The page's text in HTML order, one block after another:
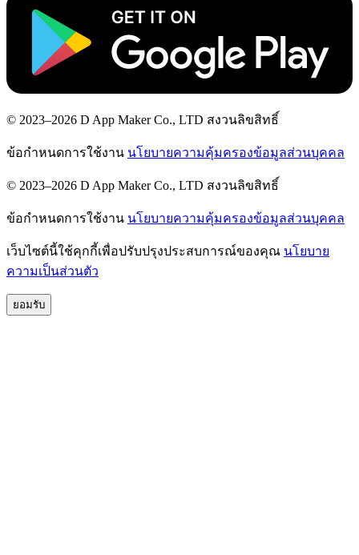
© 2023–2026 D App Maker Co., LTD สงวนลิขสิทธิ์
ข้อกำหนดการใช้งาน นโยบายความคุ้มครองข้อมูลส่วนบุคคล
© 2023–2026 D App Maker Co., LTD สงวนลิขสิทธิ์
ข้อกำหนดการใช้งาน นโยบายความคุ้มครองข้อมูลส่วนบุคคล
เว็บไซต์นี้ใช้คุกกี้เพื่อปรับปรุงประสบการณ์ของคุณ นโยบาย
ความเป็นส่วนตัว
ยอมรับ